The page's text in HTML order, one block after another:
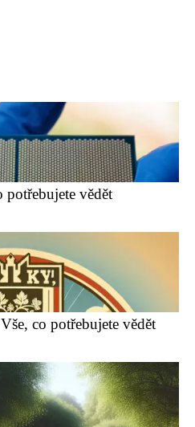
vědět
co potřebujete vědět